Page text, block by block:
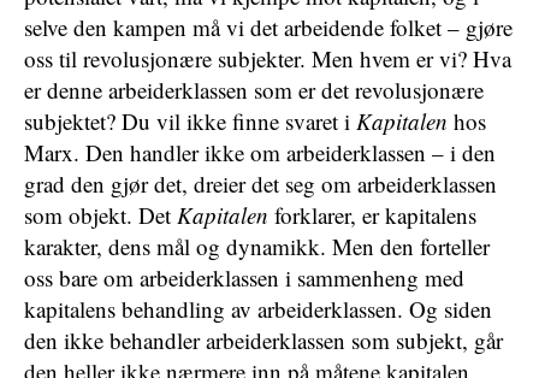
selve den kampen må vi det arbeidende folket – gjøre
oss til revolusjonære subjekter. Men hvem er vi? Hva
er denne arbeiderklassen som er det revolusjonære
subjektet? Du vil ikke finne svaret i Kapitalen hos
Marx. Den handler ikke om arbeiderklassen – i den
grad den gjør det, dreier det seg om arbeiderklassen
som objekt. Det Kapitalen forklarer, er kapitalens
karakter, dens mål og dynamikk. Men den forteller
oss bare om arbeiderklassen i sammenheng med
kapitalens behandling av arbeiderklassen. Og siden
den ikke behandler arbeiderklassen som subjekt, går
den heller ikke nærmere inn på måtene kapitalen